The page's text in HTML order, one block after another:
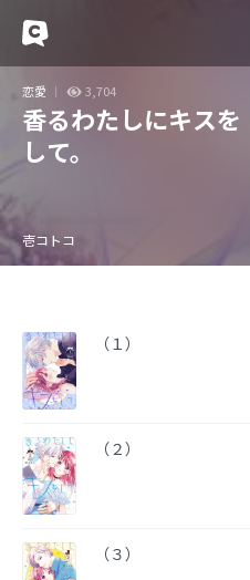
恋愛 3,704
香るわたしにキスを
して。
壱コトコ
（１）
（２）
（３）